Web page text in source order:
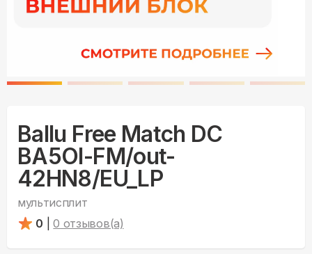
Ballu Free Match DC
BA5OI-FM/out-
42HN8/EU_LP
мультисплит
0
0 отзывов(а)